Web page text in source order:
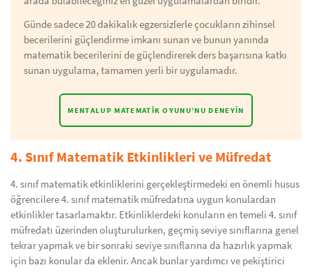
Günde sadece 20 dakikalık egzersizlerle çocukların zihinsel
becerilerini güçlendirme imkanı sunan ve bunun yanında
matematik becerilerini de güçlendirerek ders başarısına katkı
sunan uygulama, tamamen yerli bir uygulamadır.
MENTALUP MATEMATIK OYUNU’NU DENEYIN
4. Sınıf Matematik Etkinlikleri ve Müfredat
4. sınıf matematik etkinliklerini gerçekleştirmedeki en önemli husus
öğrencilere 4. sınıf matematik müfredatına uygun konulardan
etkinlikler tasarlamaktır. Etkinliklerdeki konuların en temeli 4. sınıf
müfredatı üzerinden oluşturulurken, geçmiş seviye sınıflarına genel
tekrar yapmak ve bir sonraki seviye sınıflarına da hazırlık yapmak
için bazı konular da eklenir. Ancak bunlar yardımcı ve pekiştirici